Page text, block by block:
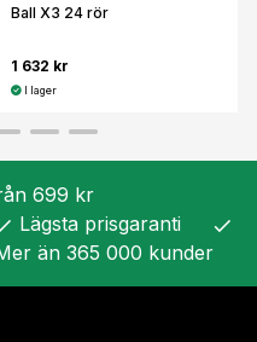
Ball X3 24 rör
1 632 kr
I lager
699 kr
Lägsta prisgaranti check
än 365 000 kunder